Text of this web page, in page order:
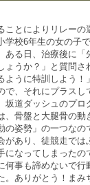
ことによりリレー
校6年生の女の子
る日、治療後に「
ょうか？」と質問さ
うに特訓しよう！
、それにプラスし
坂道ダッシュのプ
、骨盤と大腿骨の動
姿勢」の一つなの
あり、徒競走では
なってしまったの
何事も諦めないで行
ありがとう！まみ